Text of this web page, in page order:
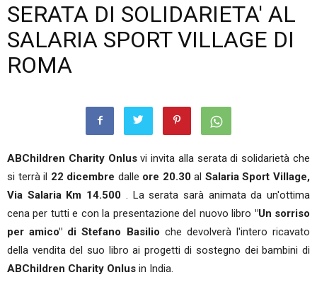
SERATA DI SOLIDARIETA' AL
SALARIA SPORT VILLAGE DI
ROMA
ABChildren Charity Onlusvi invita alla serata di solidarietà che
si terrà il 22 dicembre dalle ore 20.30al Salaria Sport Village,
Via Salaria Km 14.500 . La serata sarà animata da un'ottima
cena per tutti e con la presentazione del nuovo libro "Un sorriso
per amico" di Stefano Basilio che devolverà l'intero ricavato
della vendita del suo libro ai progetti di sostegno dei bambini di
ABChildren Charity Onlus in India.